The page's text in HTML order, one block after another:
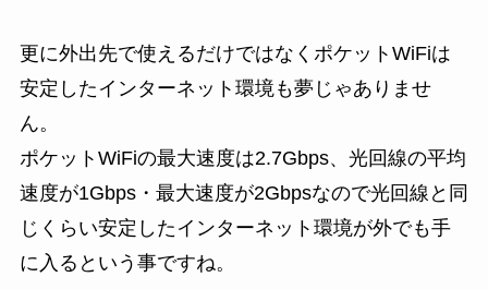
更に外出先で使えるだけではなくポケットWiFiは
安定したインターネット環境も夢じゃありませ
ん。
ポケットWiFiの最大速度は2.7Gbps、光回線の平均
速度が1Gbps・最大速度が2Gbpsなので光回線と同
じくらい安定したインターネット環境が外でも手
に入るという事ですね。